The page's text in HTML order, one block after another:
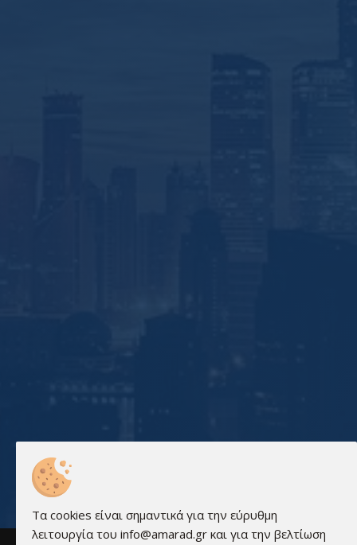
Τα cookies είναι σημαντικά για την εύρυθμη
λειτουργία του info@amarad.gr και για την βελτίωση